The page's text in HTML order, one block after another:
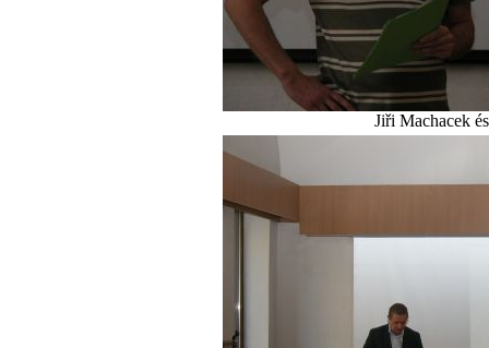
Jiři Machacek